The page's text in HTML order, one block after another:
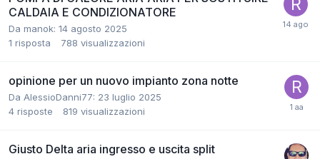
CALDAIA E CONDIZIONATORE
Da manok: 14 agosto 2025
1 risposta 788 visualizzazioni
opinione per un nuovo impianto zona notte
Da AlessioDanni77: 23 luglio 2025
4 risposte 819 visualizzazioni
Giusto Delta aria ingresso e uscita split